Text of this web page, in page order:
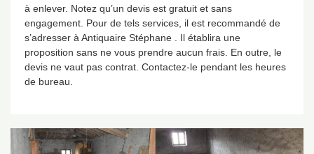
à enlever. Notez qu’un devis est gratuit et sans
engagement. Pour de tels services, il est recommandé de
s’adresser à Antiquaire Stéphane . Il établira une
proposition sans ne vous prendre aucun frais. En outre, le
devis ne vaut pas contrat. Contactez-le pendant les heures
de bureau.